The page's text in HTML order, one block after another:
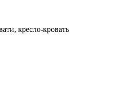
кресло-кровать